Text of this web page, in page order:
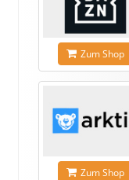
Zum Shop
Zum Shop